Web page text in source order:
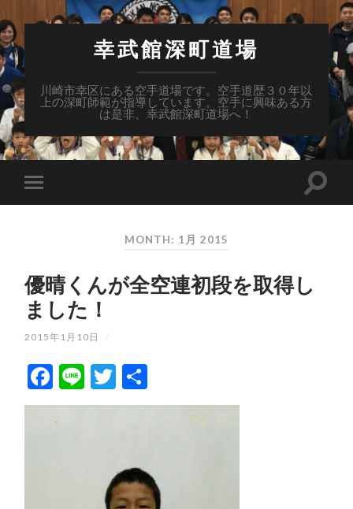
幸武館深町道場
川崎市幸区にある空手道場です。空手道歴３０年以
上の深町師範が指導しています。空手に興味ある方
は是非、幸武館深町道場へ！
MONTH: 1月 2015
優晴くんが全空連初段を取得し
ました！
2015年1月10日 /
Facebook
LineTwitter
有